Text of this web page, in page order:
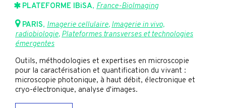
PLATEFORME IBiSA, France-BioImaging
PARIS, Imagerie cellulaire,Imagerie in vivo,
radiobiologie,Plateformes transverses et technologies
émergentes
Outils, méthodologies et expertises en microscopie
pour la caractérisation et quantification du vivant :
microscopie photonique, à haut débit, électronique et
cryo-électronique, analyse d'images.